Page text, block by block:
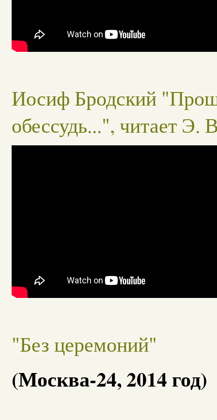
Иосиф Бродский
обессудь...", читает Э.
"Без церемоний"
(Москва-24, 2014 год)